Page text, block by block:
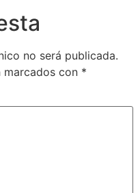
no será publicada.
con *